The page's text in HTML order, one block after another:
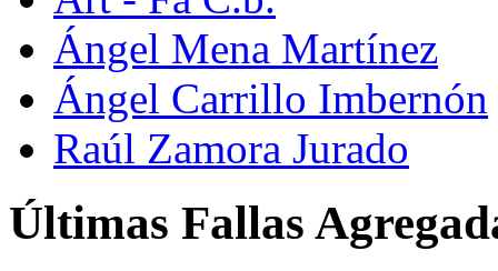
Ángel Mena Martínez
Ángel Carrillo Imbernón
Raúl Zamora Jurado
Últimas Fallas